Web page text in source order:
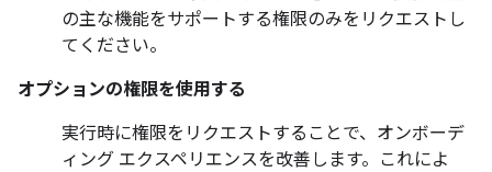
の主な機能をサポートする権限のみをリクエストし
てください。
オプションの権限を使用する
実行時に権限をリクエストすることで、オンボーデ
ィング エクスペリエンスを改善します。これによ